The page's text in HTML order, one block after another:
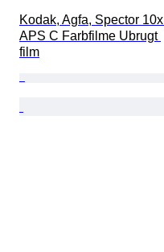
Kodak, Agfa, Spector 10x
APS C Farbfilme Ubrugt
film